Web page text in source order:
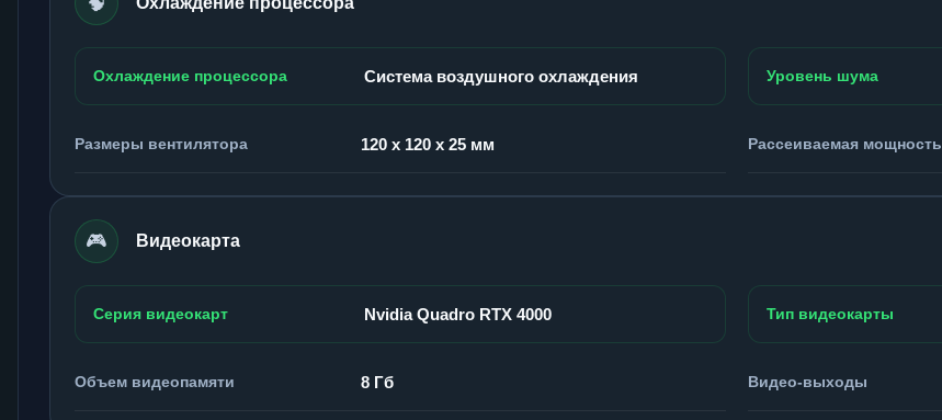
Охлаждение процессора Система воздушного охлаждения Уровень шума
Размеры вентилятора 120 x 120 x 25 мм Рассеиваемая мощность
🎮 Видеокарта
Серия видеокарт Nvidia Quadro RTX 4000 Тип видеокарты
Объем видеопамяти 8 Гб Видео-выходы